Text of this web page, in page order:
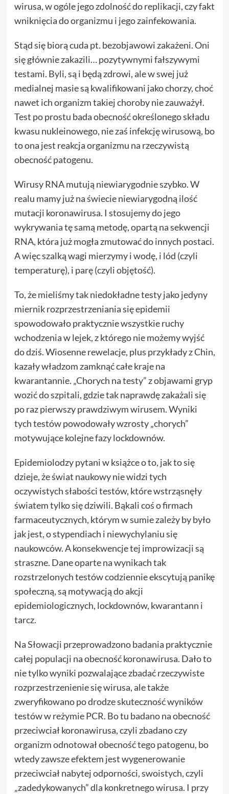
wirusa, w ogóle jego zdolność do replikacji, czy fakt
wniknięcia do organizmu i jego zainfekowania.
Stąd się biorą cuda pt. bezobjawowi zakażeni. Oni
się głównie zakazili… pozytywnymi fałszywymi
testami. Byli, są i będą zdrowi, ale w swej już
medialnej masie są kwalifikowani jako chorzy, choć
nawet ich organizm takiej choroby nie zauważył.
Test po prostu bada obecność określonego składu
kwasu nukleinowego, nie zaś infekcję wirusową, bo
to ona jest reakcja organizmu na rzeczywistą
obecność patogenu.
Wirusy RNA mutują niewiarygodnie szybko. W
realu mamy już na świecie niewiarygodną ilość
mutacji koronawirusa. I stosujemy do jego
wykrywania tę samą metodę, opartą na sekwencji
RNA, która już mogła zmutować do innych postaci.
A więc szalką wagi mierzymy i wodę, i lód (czyli
temperaturę), i parę (czyli objętość).
To, że mieliśmy tak niedokładne testy jako jedyny
miernik rozprzestrzeniania się epidemii
spowodowało praktycznie wszystkie ruchy
wchodzenia w lejek, z którego nie możemy wyjść
do dziś. Wiosenne rewelacje, plus przykłady z Chin,
kazały władzom zamknąć całe kraje na
kwarantannie. „Chorych na testy” z objawami gryp
wozić do szpitali, gdzie tak naprawdę zakażali się
po raz pierwszy prawdziwym wirusem. Wyniki
tych testów powodowały wzrosty „chorych”
motywujące kolejne fazy lockdownów.
Epidemiolodzy pytani w książce o to, jak to się
dzieje, że świat naukowy nie widzi tych
oczywistych słabości testów, które wstrząsnęły
światem tylko się dziwili. Bąkali coś o firmach
farmaceutycznych, którym w sumie zależy by było
jak jest, o stypendiach i niewychylaniu się
naukowców. A konsekwencje tej improwizacji są
straszne. Dane oparte na wynikach tak
rozstrzelonych testów codziennie ekscytują panikę
społeczną, są motywacją do akcji
epidemiologicznych, lockdownów, kwarantann i
tarcz.
Na Słowacji przeprowadzono badania praktycznie
całej populacji na obecność koronawirusa. Dało to
nie tylko wyniki pozwalające zbadać rzeczywiste
rozprzestrzenienie się wirusa, ale także
zweryfikowano po drodze skuteczność wyników
testów w reżymie PCR. Bo tu badano na obecność
przeciwciał koronawirusa, czyli zbadano czy
organizm odnotował obecność tego patogenu, bo
wtedy zawsze efektem jest wygenerowanie
przeciwciał nabytej odporności, swoistych, czyli
„zadedykowanych” dla konkretnego wirusa. I przy